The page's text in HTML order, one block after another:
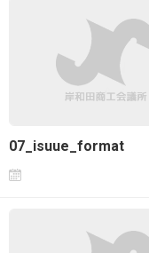
07_isuue_format